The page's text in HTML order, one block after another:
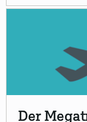
Der